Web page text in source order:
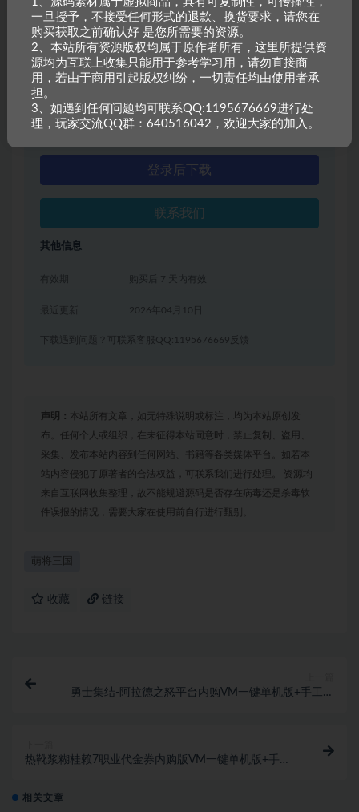
资源信息
普通用户特权： 100金币
永久会员用户特权： 免费 推荐
登录后下载
联系我们
其他信息
有效期 购买后 7 天内有效
2026年04月10日
下载遇到问题？可联系客服QQ:1195676669反馈
声明： 本站所有文章，如无特殊说明或标注，均为本站原创发
布。任何个人或组织，在未征得本站同意时，禁止复制、盗用、
采集、发布本站内容到任何网站、书籍等各类媒体平台。如若本
站内容侵犯了原著者的合法权益，可联系我们进行处理。 资源均
来自互联网收集整理，故不能规避源码是否存在病毒还是杀毒软
件误报的情况，需要大家在使用前自行进行甄别。
萌将三国
收藏 链接
勇士集结-阿拉德之怒平台内购VM一键单机版+手工端
热靴浆糊桂赖7职业代金券内购版VM一键单机版+手工
相关文章
一旦授予，不接受任何形式的退款、换货要求，请您在
购买获取之前确认好 是您所需要的资源。
2、本站所有资源版权均属于原作者所有，这里所提供资
源均为互联上收集只能用于参考学习用，请勿直接商
用，若由于商用引起版权纠纷，一切责任均由使用者承
担。
3、如遇到任何问题均可联系QQ:1195676669进行处
理，玩家交流QQ群：640516042，欢迎大家的加入。